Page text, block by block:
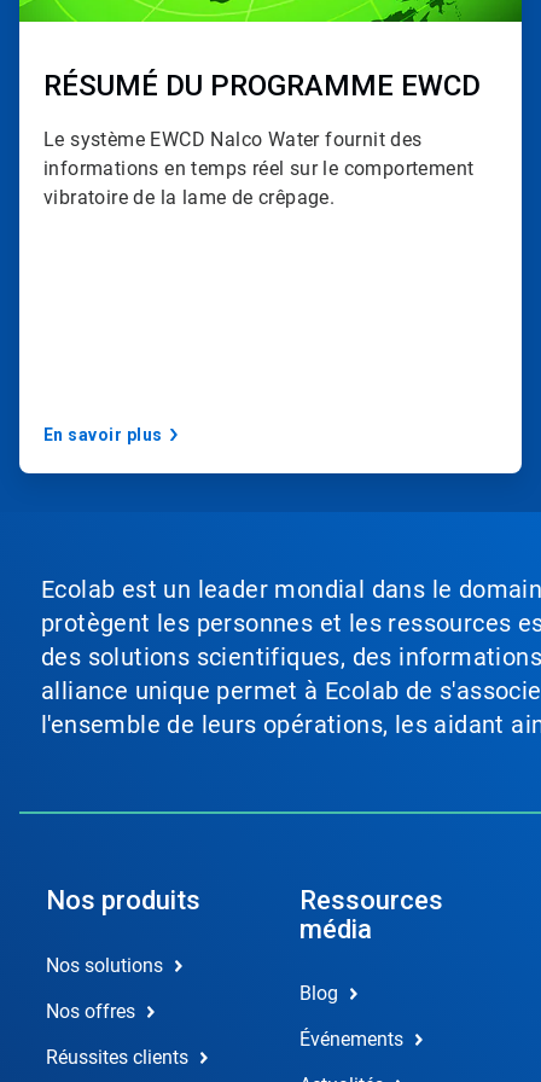
d
RÉSUMÉ DU PROGRAMME EWCD
Le système EWCD Nalco Waterfournit des
informations en temps réel sur le comportement
vibratoire de la lame de crêpage.
En savoir plus
Ecolab est un leader mondial dans le
protègent les personnes et les ressources
des solutions scientifiques, des
alliance unique permet à Ecolab de
l'ensemble de leurs opérations, les aidant
Nos produits
Nos solutions
Nos offres
Réussites clients
Ressources
média
Blog
Événements